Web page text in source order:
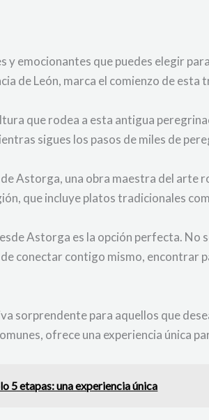
y emocionantes que puedes elegir
de León, marca el comienzo de esta
que rodea a esta antigua
sigues los pasos de miles de
Astorga, una obra maestra del arte
que incluye platos tradicionales
Astorga es la opción perfecta.
conectar contigo mismo, encontrar
sorprendente para aquellos que
ofrece una experiencia única
5 etapas: una experiencia única